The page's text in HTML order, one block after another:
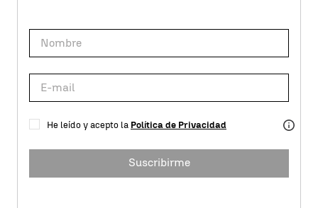
He leído y acepto la Política de Privacidad
Suscribirme